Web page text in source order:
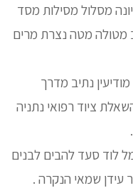
מסלול מסילות מסד
מטולה מטה נצרת מרים
נתיב מדרך
ציוד רפואי נתניה
לוד סעד להבים לבנים
עידן שמאי הנקרה .